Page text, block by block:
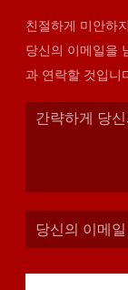
친절하게 미안하
당신의 이메일을